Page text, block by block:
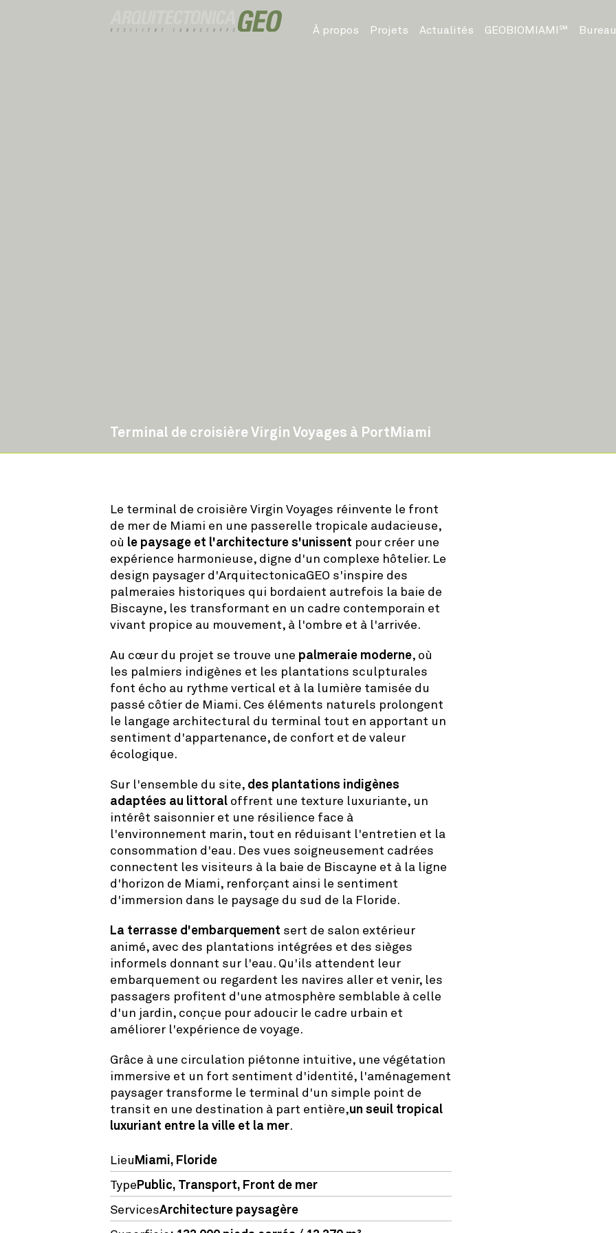
À propos Projets Actualités GEOBIOMIAMI℠
Terminal de croisière Virgin Voyages à PortMiami
Le terminal de croisière Virgin Voyages réinvente le front
de mer de Miami en une passerelle tropicale audacieuse,
où le paysage et l'architecture s'unissent pour créer une
expérience harmonieuse, digne d'un complexe hôtelier. Le
design paysager d'ArquitectonicaGEO s'inspire des
palmeraies historiques qui bordaient autrefois la baie de
Biscayne, les transformant en un cadre contemporain et
vivant propice au mouvement, à l'ombre et à l'arrivée.
Au cœur du projet se trouve une palmeraie moderne, où
les palmiers indigènes et les plantations sculpturales
font écho au rythme vertical et à la lumière tamisée du
passé côtier de Miami. Ces éléments naturels prolongent
le langage architectural du terminal tout en apportant un
sentiment d'appartenance, de confort et de valeur
écologique.
Sur l'ensemble du site, des plantations indigènes
adaptées au littoral offrent une texture luxuriante, un
intérêt saisonnier et une résilience face à
l'environnement marin, tout en réduisant l'entretien et la
consommation d'eau. Des vues soigneusement cadrées
connectent les visiteurs à la baie de Biscayne et à la ligne
d'horizon de Miami, renforçant ainsi le sentiment
d'immersion dans le paysage du sud de la Floride.
La terrasse d'embarquement sert de salon extérieur
animé, avec des plantations intégrées et des sièges
informels donnant sur l'eau. Qu'ils attendent leur
embarquement ou regardent les navires aller et venir, les
passagers profitent d'une atmosphère semblable à celle
d'un jardin, conçue pour adoucir le cadre urbain et
améliorer l'expérience de voyage.
Grâce à une circulation piétonne intuitive, une végétation
immersive et un fort sentiment d'identité, l'aménagement
paysager transforme le terminal d'un simple point de
transit en une destination à part entière,un seuil tropical
luxuriant entre la ville et la mer.
LieuMiami, Floride
TypePublic, Transport, Front de mer
ServicesArchitecture paysagère